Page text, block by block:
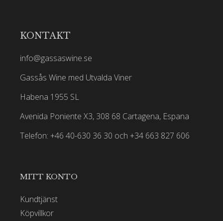
KONTAKT
info@gassaswine.se
Gassås Wine med Utvalda Viner
Habena 1955 SL
Avenida Poniente X3, 308 68 Cartagena, Espana
Telefon: +46 40-630 36 30 och +34 663 827 606
MITT KONTO
Kundtjänst
Köpvillkor